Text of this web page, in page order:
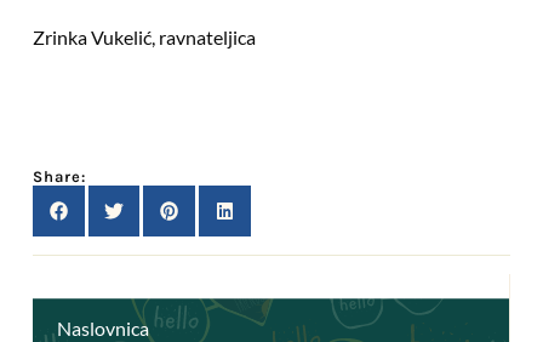
Naslovnica
Zrinka Vukelić, ravnateljica
Share: